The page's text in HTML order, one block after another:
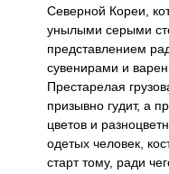
Северной Кореи,
унылыми серыми
представлением
сувенирами и
Престарелая
призывно гудит, а
цветов и
одетых человек,
старт тому, ради